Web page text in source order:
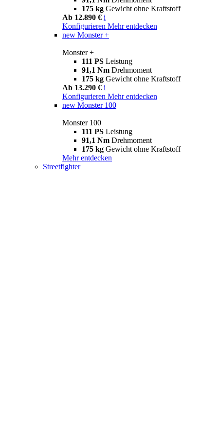
175 kg Gewicht ohne Kraftstoff
Ab 12.890 € i
Konfigurieren Mehr entdecken
new Monster +
Monster +
111 PS Leistung
91,1 Nm Drehmoment
175 kg Gewicht ohne Kraftstoff
Ab 13.290 € i
Konfigurieren Mehr entdecken
new Monster 100
Monster 100
111 PS Leistung
91,1 Nm Drehmoment
175 kg Gewicht ohne Kraftstoff
Mehr entdecken
Streetfighter